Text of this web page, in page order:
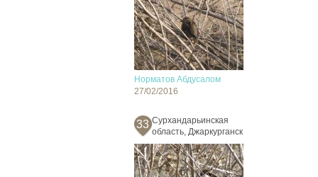
Норматов Абдусалом
27/02/2016
33 Сурхандарьинская
область, Джаркурганск